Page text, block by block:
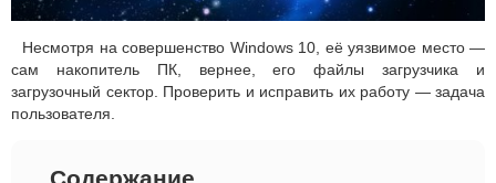
Несмотря на совершенство Windows 10, её уязвимое место —
сам накопитель ПК, вернее, его файлы загрузчика и
загрузочный сектор. Проверить и исправить их работу — задача
пользователя.